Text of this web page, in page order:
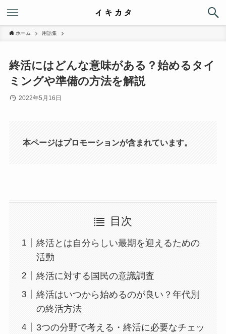
ホーム 用語集
終活にはどんな意味がある？始めるタイ
ミングや準備の方法を解説
2022年5月16日
本ページはプロモーションが含まれています。
目次
終活とは自分らしい最期を迎えるための
活動
終活に対する国民の意識調査
終活はいつから始めるのが良い？年代別
の終活方法
3つの分野で考える・終活に必要なチェッ